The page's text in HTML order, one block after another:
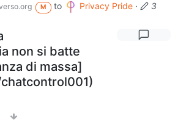
M to Privacy Pride ·
3
non si batte
di massa]